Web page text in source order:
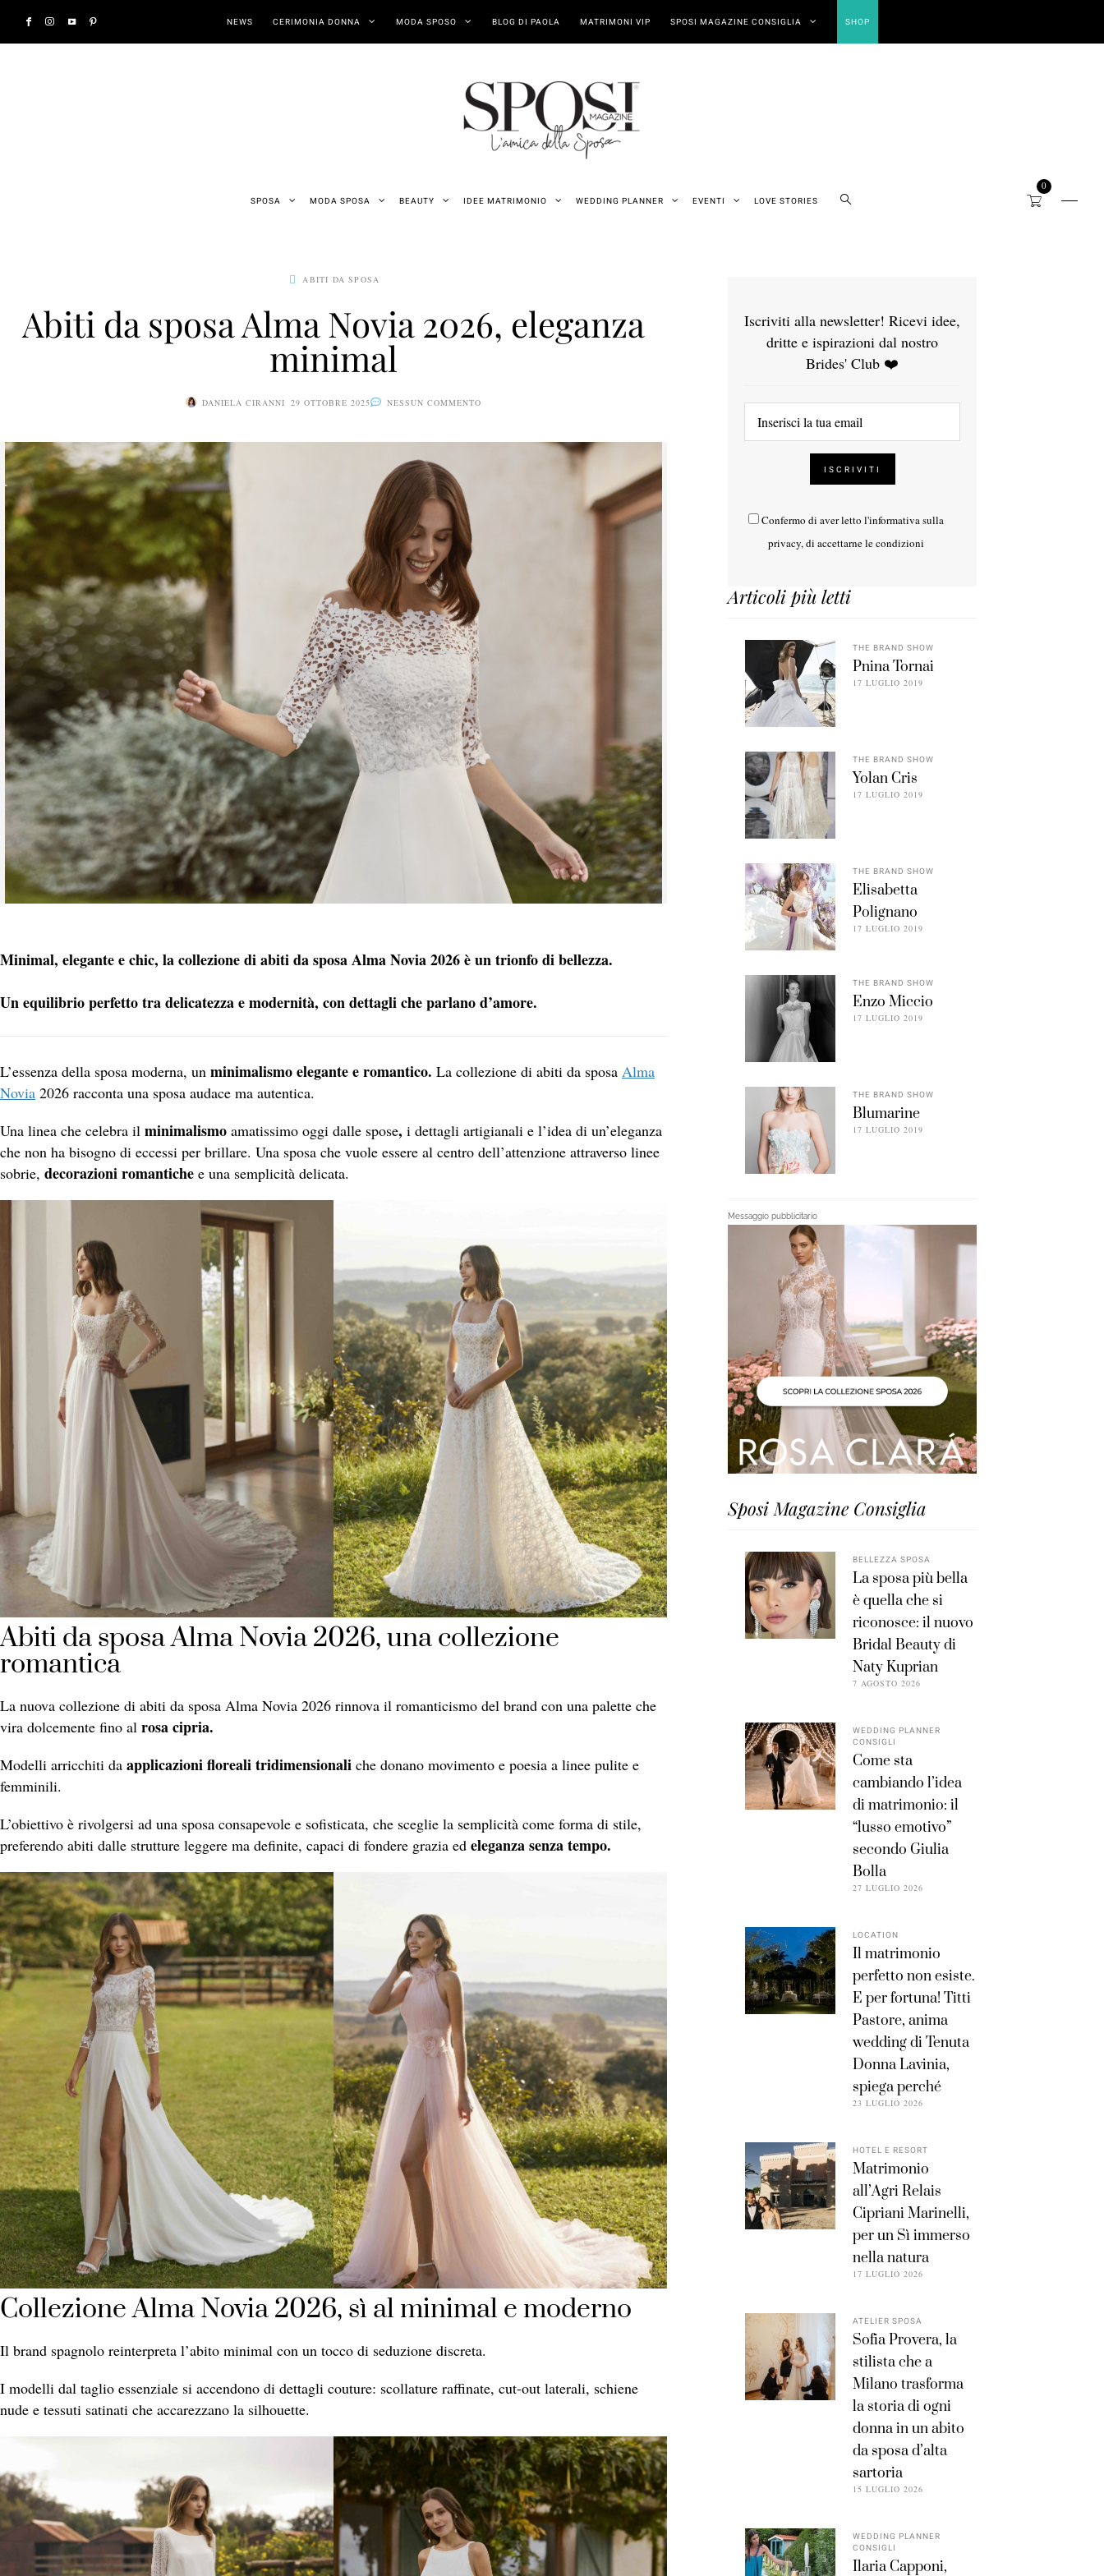
NEWS CERIMONIA DONNA MODA SPOSO BLOG DI PAOLA MATRIMONI VIP SPOSI MAGAZINE CONSIGLIA SHOP
SPOSA MODA SPOSA BEAUTY IDEE MATRIMONIO WEDDING PLANNER EVENTI LOVE STORIES
0
ABITI DA SPOSA
Abiti da sposa Alma Novia 2026, eleganza
minimal
DANIELA CIRANNI 29 OTTOBRE 2025 NESSUN COMMENTO
Minimal, elegante e chic, la collezione di abiti da sposa Alma Novia 2026 è un trionfo di bellezza.
Un equilibrio perfetto tra delicatezza e modernità, con dettagli che parlano d’amore.
L’essenza della sposa moderna, un minimalismo elegante e romantico. La collezione di abiti da sposa Alma
Novia 2026 racconta una sposa audace ma autentica.
Una linea che celebra il minimalismo amatissimo oggi dalle spose, i dettagli artigianali e l’idea di un’eleganza
che non ha bisogno di eccessi per brillare. Una sposa che vuole essere al centro dell’attenzione attraverso linee
sobrie, decorazioni romantiche e una semplicità delicata.
Abiti da sposa Alma Novia 2026, una collezione
romantica
La nuova collezione di abiti da sposa Alma Novia 2026 rinnova il romanticismo del brand con una palette che
vira dolcemente fino al rosa cipria.
Modelli arricchiti da applicazioni floreali tridimensionali che donano movimento e poesia a linee pulite e
femminili.
L’obiettivo è rivolgersi ad una sposa consapevole e sofisticata, che sceglie la semplicità come forma di stile,
preferendo abiti dalle strutture leggere ma definite, capaci di fondere grazia ed eleganza senza tempo.
Collezione Alma Novia 2026, sì al minimal e moderno
Il brand spagnolo reinterpreta l’abito minimal con un tocco di seduzione discreta.
I modelli dal taglio essenziale si accendono di dettagli couture: scollature raffinate, cut-out laterali, schiene
nude e tessuti satinati che accarezzano la silhouette.
Iscriviti alla newsletter! Ricevi idee,
dritte e ispirazioni dal nostro
Brides' Club ❤️
Confermo di aver letto l'informativa sulla
privacy, di accettarne le condizioni
Articoli più letti
THE BRAND SHOW
Pnina Tornai
17 LUGLIO 2019
THE BRAND SHOW
Yolan Cris
17 LUGLIO 2019
THE BRAND SHOW
Elisabetta
Polignano
17 LUGLIO 2019
THE BRAND SHOW
Enzo Miccio
17 LUGLIO 2019
THE BRAND SHOW
Blumarine
17 LUGLIO 2019
Messaggio pubblicitario
Sposi Magazine Consiglia
BELLEZZA SPOSA
La sposa più bella
è quella che si
riconosce: il nuovo
Bridal Beauty di
Naty Kuprian
7 AGOSTO 2026
WEDDING PLANNER
CONSIGLI
Come sta
cambiando l’idea
di matrimonio: il
“lusso emotivo”
secondo Giulia
Bolla
27 LUGLIO 2026
LOCATION
Il matrimonio
perfetto non esiste.
E per fortuna! Titti
Pastore, anima
wedding di Tenuta
Donna Lavinia,
spiega perché
23 LUGLIO 2026
HOTEL E RESORT
Matrimonio
all’Agri Relais
Cipriani Marinelli,
per un Sì immerso
nella natura
17 LUGLIO 2026
ATELIER SPOSA
Sofia Provera, la
stilista che a
Milano trasforma
la storia di ogni
donna in un abito
da sposa d’alta
sartoria
15 LUGLIO 2026
WEDDING PLANNER
CONSIGLI
Ilaria Capponi,